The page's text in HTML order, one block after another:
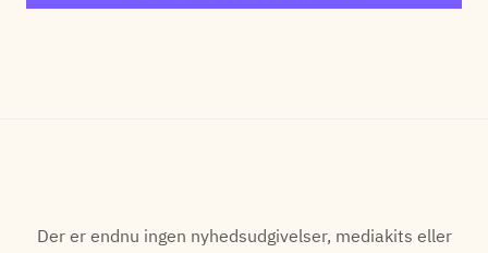
Der er endnu ingen nyhedsudgivelser, mediakits eller